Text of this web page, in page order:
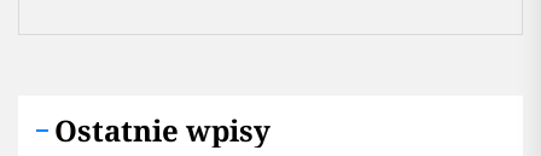
Ostatnie wpisy